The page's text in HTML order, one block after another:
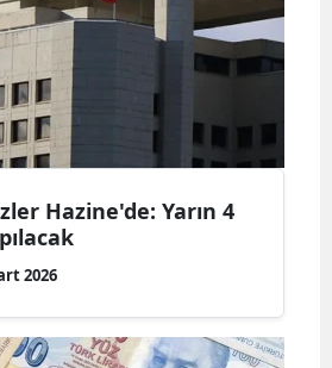
Hazine'de: Yarın 4
2026